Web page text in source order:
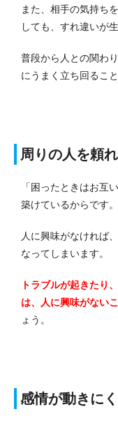
また、相手の気持ち
しても、すれ違いが
普段から人との関わ
にうまく立ち回るこ
周りの人を頼
「困ったときはお互
築けているからです。
人に興味がなければ
なってしまいます。
トラブルが起きたり
は、人に興味がない
ょう。
感情が動きに